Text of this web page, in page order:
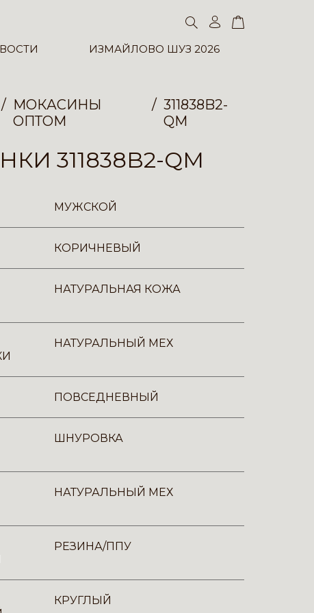
ИЗМАЙЛОВО ШУЗ 2026
МОКАСИНЫ
ОПТОМ
311838B2-
QM
311838B2-QM
МУЖСКОЙ
КОРИЧНЕВЫЙ
НАТУРАЛЬНАЯ КОЖА
НАТУРАЛЬНЫЙ МЕХ
ПОВСЕДНЕВНЫЙ
ШНУРОВКА
НАТУРАЛЬНЫЙ МЕХ
РЕЗИНА/ППУ
КРУГЛЫЙ